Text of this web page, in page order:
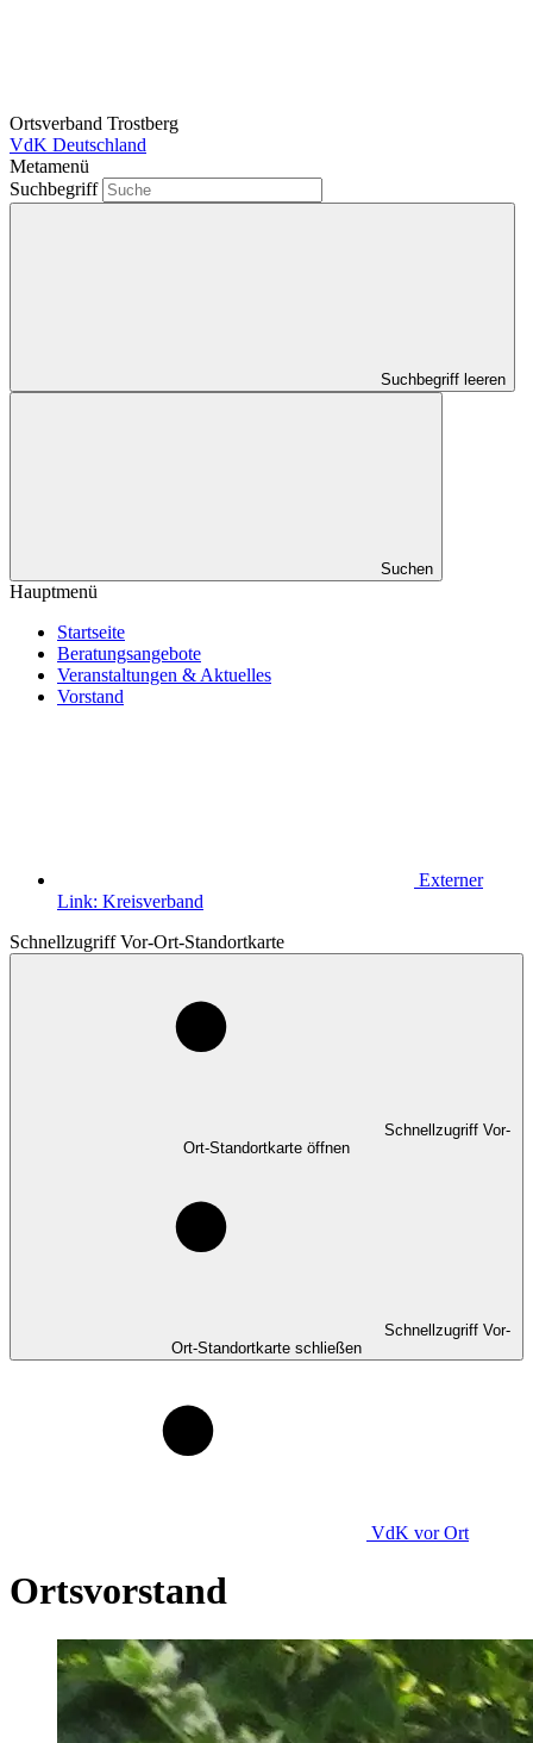
Ortsverband Trostberg
VdK Deutschland
Metamenü
Suchbegriff
Suchbegriff leeren
Suchen
Hauptmenü
Startseite
Beratungsangebote
Veranstaltungen & Aktuelles
Vorstand
Externer
Link: Kreisverband
Schnellzugriff Vor-Ort-Standortkarte
Schnellzugriff Vor-
Ort-Standortkarte öffnen
Schnellzugriff Vor-
Ort-Standortkarte schließen
VdK vor Ort
Ortsvorstand